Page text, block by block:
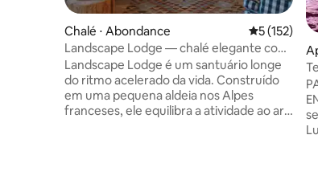
Chalé ⋅ Abondance 5 de uma
5 (152)
Landscape Lodge — chalé elegante com
vista incrível
Landscape Lodge é um santuário longe
do ritmo acelerado da vida. Construído
em uma pequena aldeia nos Alpes
franceses, ele equilibra a atividade ao ar